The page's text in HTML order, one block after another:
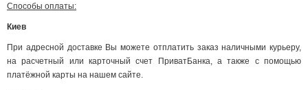
Способы оплаты:
Киев
При адресной доставке Вы можете отплатить заказ наличными курьеру,
на расчетный или карточный счет ПриватБанка, а также с помощью
платёжной карты на нашем сайте.